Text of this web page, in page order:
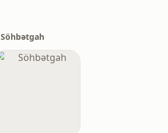
Söhbətgah